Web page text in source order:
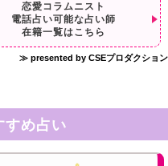
恋愛コラムニスト
電話占い可能な占い師
在籍一覧はこちら
≫ presented by CSEプロダクション
すめ占い